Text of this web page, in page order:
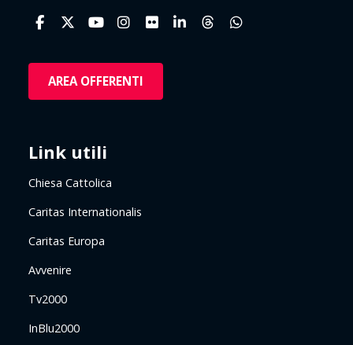
AREA OFFERENTI
Link utili
Chiesa Cattolica
Caritas Internationalis
Caritas Europa
Avvenire
Tv2000
InBlu2000